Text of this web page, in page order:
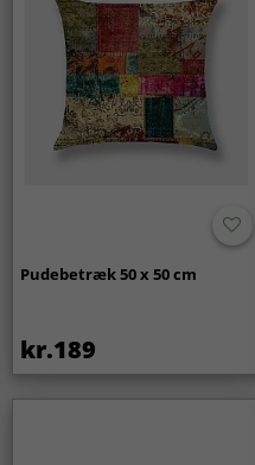
Pudebetræk 50 x 50 cm
kr.189